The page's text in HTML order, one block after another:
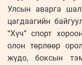
Улсын аварга
цагдаагийн
“Хүч” спорт
олон төрлөөр
жүдо, боксын